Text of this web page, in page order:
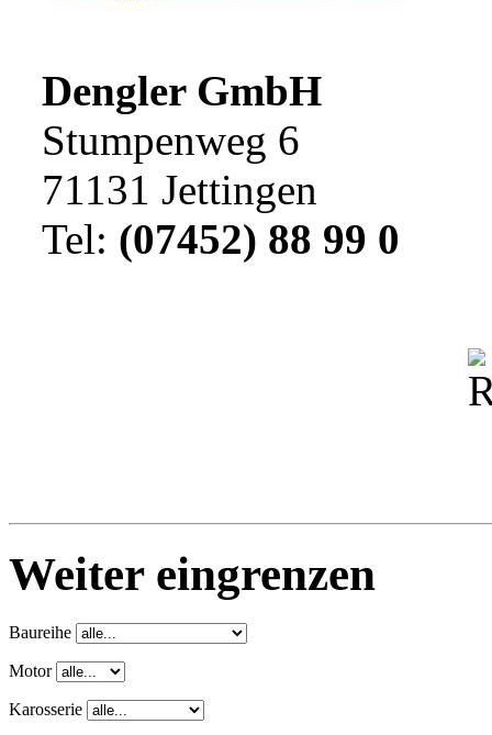
Dengler GmbH
Stumpenweg 6
71131 Jettingen
Tel: (07452) 88 99 0
Weiter eingrenzen
Baureihe
Motor
Karosserie